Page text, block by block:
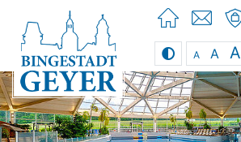
A A A
You can use the keyboard arrow keys